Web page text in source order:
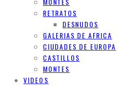
RETRATOS
DESNUDOS
GALERIAS DE AFRICA
CIUDADES DE EUROPA
CASTILLOS
MONTES
VIDEOS